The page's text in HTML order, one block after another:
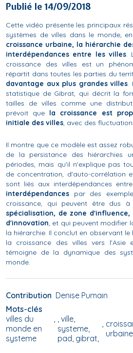
Publié le 14/09/2018
Cette vidéo présente les principaux
systèmes de villes dans le monde,
croissance urbaine, la hiérarchie
interdépendances entre les villes.
croissance des villes est un
répartit dans toutes les parties du
davantage aux plus grandes villes.
statistique de Gibrat, qui décrit la
tailles de villes comme une
prévoit que la croissance est
initiale des villes, avec des
Il montre que ce modèle est assez
de la persistance des hiérarchies
périodes, mais qu'il n'explique pas
de concentration, d'auto-corrélation
sont liés aux interdépendances
interdépendances par des
croissance, qui peuvent être dus à
spécialisation, de zone
d'innovation, et qui peuvent modifier
la hiérarchie. Il conclut en observant
la croissance des villes vers l'Asie
témoigne de la dynamique des
monde.
Contribution Denise Pumain
Mots-clés
villes du
monde en
systeme
, ville,
systeme,
pad, gibrat,
urbaine